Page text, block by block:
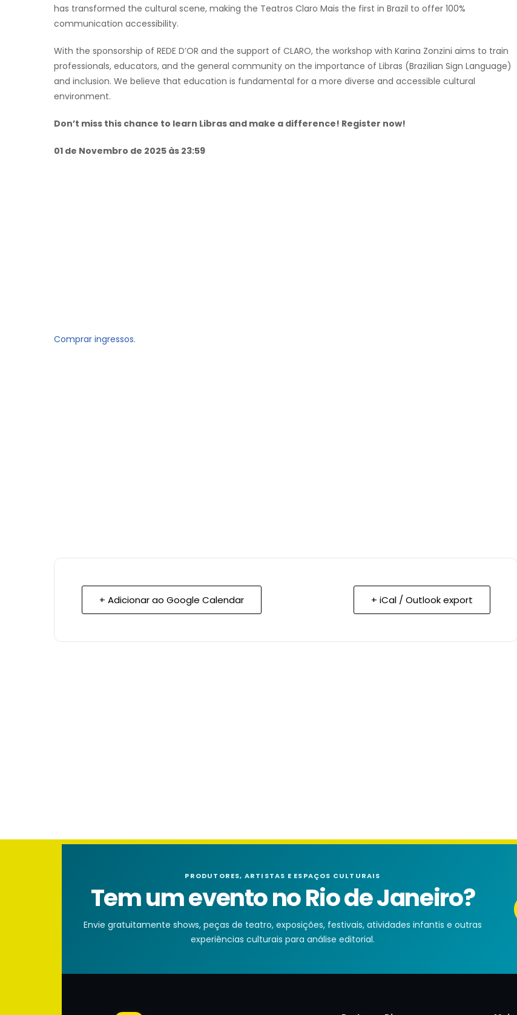
has transformed the cultural scene, making the Teatros Claro Mais the first in Brazil to offer 100%
communication accessibility.
With the sponsorship of REDE D’OR and the support of CLARO, the workshop with Karina Zonzini aims to train
professionals, educators, and the general community on the importance of Libras (Brazilian Sign Language)
and inclusion. We believe that education is fundamental for a more diverse and accessible cultural
environment.
Don’t miss this chance to learn Libras and make a difference! Register now!
01 de Novembro de 2025 às 23:59
Comprar ingressos.
+ Adicionar ao Google Calendar + iCal / Outlook export
PRODUTORES, ARTISTAS E ESPAÇOS CULTURAIS
Tem um evento no Rio de Janeiro?
Envie gratuitamente shows, peças de teatro, exposições, festivais, atividades infantis e outras
experiências culturais para análise editorial.